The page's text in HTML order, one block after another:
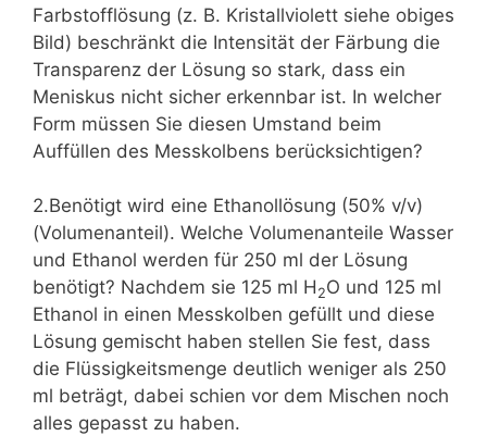
Farbstofflösung (z. B. Kristallviolett siehe obiges
Bild) beschränkt die Intensität der Färbung die
Transparenz der Lösung so stark, dass ein
Meniskus nicht sicher erkennbar ist. In welcher
Form müssen Sie diesen Umstand beim
Auffüllen des Messkolbens berücksichtigen?
2.Benötigt wird eine Ethanollösung (50% v/v)
(Volumenanteil). Welche Volumenanteile Wasser
und Ethanol werden für 250 ml der Lösung
benötigt? Nachdem sie 125 ml H 2O und 125 ml
Ethanol in einen Messkolben gefüllt und diese
Lösung gemischt haben stellen Sie fest, dass
die Flüssigkeitsmenge deutlich weniger als 250
ml beträgt, dabei schien vor dem Mischen noch
alles gepasst zu haben.